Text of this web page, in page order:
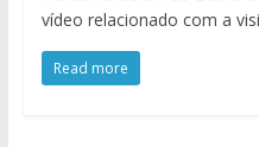
vídeo relacionado com a
Read more